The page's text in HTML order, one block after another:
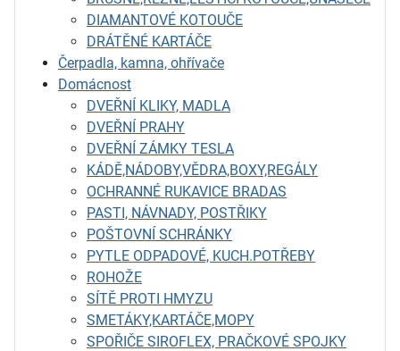
DIAMANTOVÉ KOTOUČE
DRÁTĚNÉ KARTÁČE
Čerpadla, kamna, ohřívače
Domácnost
DVEŘNÍ KLIKY, MADLA
DVEŘNÍ PRAHY
DVEŘNÍ ZÁMKY TESLA
KÁDĚ,NÁDOBY,VĚDRA,BOXY,REGÁLY
OCHRANNÉ RUKAVICE BRADAS
PASTI, NÁVNADY, POSTŘIKY
POŠTOVNÍ SCHRÁNKY
PYTLE ODPADOVÉ, KUCH.POTŘEBY
ROHOŽE
SÍTĚ PROTI HMYZU
SMETÁKY,KARTÁČE,MOPY
SPOŘIČE SIROFLEX, PRAČKOVÉ SPOJKY